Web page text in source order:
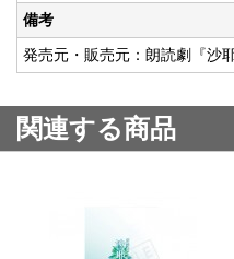
備考
発売元・販売元：朗読劇『沙
関連する商品